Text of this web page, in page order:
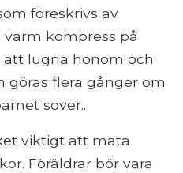
föreskrivs av
kompress på
lugna honom och
göras flera gånger om
sover..
viktigt att mata
Föräldrar bör vara